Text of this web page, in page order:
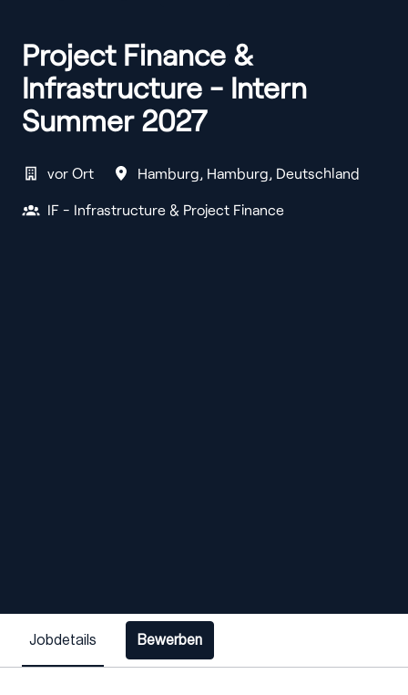
Project Finance &
Infrastructure - Intern
Summer 2027
vor Ort Hamburg, Hamburg, Deutschland
IF - Infrastructure & Project Finance
Jobdetails Bewerben